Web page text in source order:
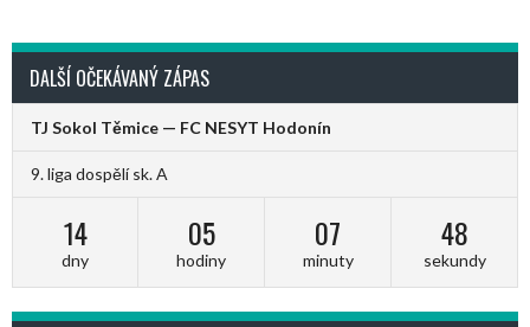
DALŠÍ OČEKÁVANÝ ZÁPAS
TJ Sokol Těmice — FC NESYT Hodonín
9. liga dospělí sk. A
14
dny
05
hodiny
07
minuty
48
sekundy